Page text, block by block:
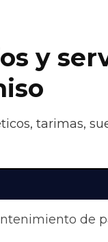
y
tarimas,
de